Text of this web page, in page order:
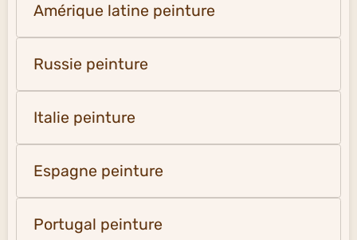
Amérique latine peinture
Russie peinture
Italie peinture
Espagne peinture
Portugal peinture